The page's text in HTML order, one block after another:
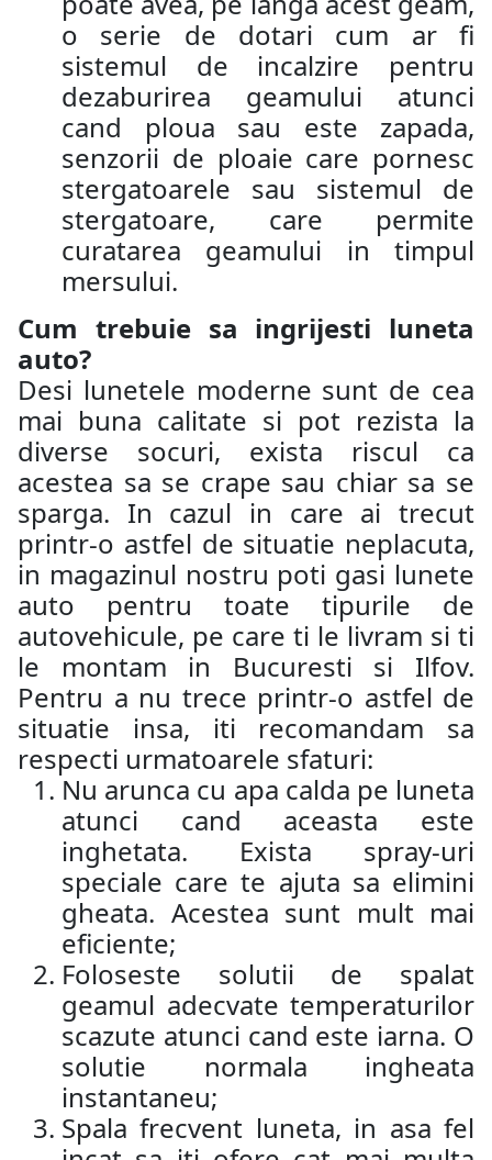
o serie de dotari cum ar fi
sistemul de incalzire pentru
dezaburirea geamului atunci
cand ploua sau este zapada,
senzorii de ploaie care pornesc
stergatoarele sau sistemul de
stergatoare, care permite
curatarea geamului in timpul
mersului.
Cum trebuie sa ingrijesti luneta
auto?
Desi lunetele moderne sunt de cea
mai buna calitate si pot rezista la
diverse socuri, exista riscul ca
acestea sa se crape sau chiar sa se
sparga. In cazul in care ai trecut
printr-o astfel de situatie neplacuta,
in magazinul nostru poti gasi lunete
auto pentru toate tipurile de
autovehicule, pe care ti le livram si ti
le montam in Bucuresti si Ilfov.
Pentru a nu trece printr-o astfel de
situatie insa, iti recomandam sa
respecti urmatoarele sfaturi:
Nu arunca cu apa calda pe luneta
atunci cand aceasta este
inghetata. Exista spray-uri
speciale care te ajuta sa elimini
gheata. Acestea sunt mult mai
eficiente;
Foloseste solutii de spalat
geamul adecvate temperaturilor
scazute atunci cand este iarna. O
solutie normala ingheata
instantaneu;
Spala frecvent luneta, in asa fel